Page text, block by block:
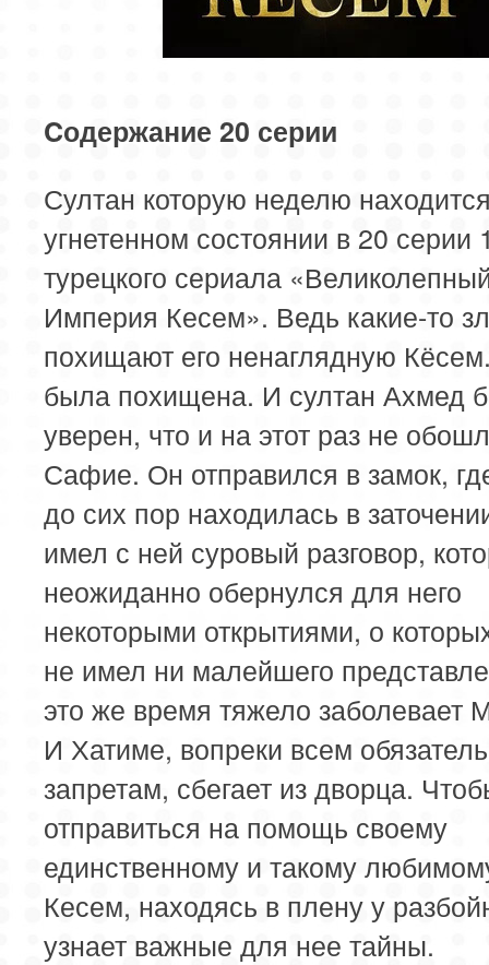
Cодержание 20 серии
Султан которую неделю
угнетенном состоянии в 20 серии
турецкого сериала
Империя Кесем». Ведь какие-то
похищают его ненаглядную
была похищена. И султан Ахмед
уверен, что и на этот раз не
Сафие. Он отправился в замок,
до сих пор находилась в
имел с ней суровый разговор,
неожиданно обернулся для него
некоторыми открытиями, о
не имел ни малейшего
это же время тяжело заболевает
И Хатиме, вопреки всем
запретам, сбегает из дворца.
отправиться на помощь своему
единственному и такому
Кесем, находясь в плену у
узнает важные для нее тайны.